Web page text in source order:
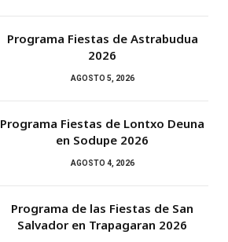
Programa Fiestas de Astrabudua
2026
AGOSTO 5, 2026
Programa Fiestas de Lontxo Deuna
en Sodupe 2026
AGOSTO 4, 2026
Programa de las Fiestas de San
Salvador en Trapagaran 2026